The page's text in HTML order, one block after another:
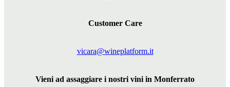
Customer Care
vicara@wineplatform.it
Vieni ad assaggiare i nostri vini in Monferrato